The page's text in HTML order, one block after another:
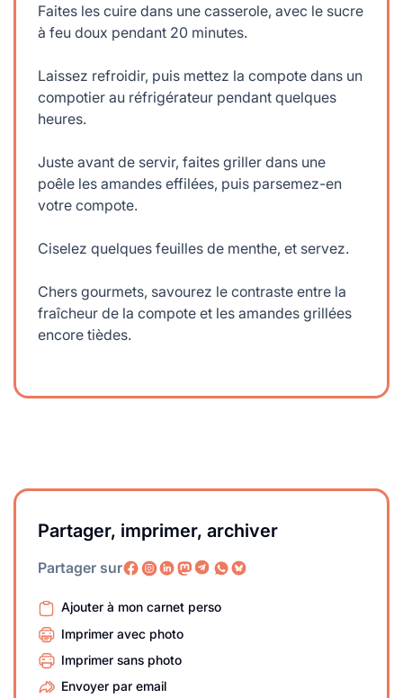
Faites les cuire dans une casserole, avec le sucre
à feu doux pendant 20 minutes.
Laissez refroidir, puis mettez la compote dans un
compotier au réfrigérateur pendant quelques
heures.
Juste avant de servir, faites griller dans une
poêle les amandes effilées, puis parsemez-en
votre compote.
Ciselez quelques feuilles de menthe, et servez.
Chers gourmets, savourez le contraste entre la
fraîcheur de la compote et les amandes grillées
encore tièdes.
Partager, imprimer, archiver
Partager sur
Ajouter à mon carnet perso
Imprimer avec photo
Imprimer sans photo
Envoyer par email